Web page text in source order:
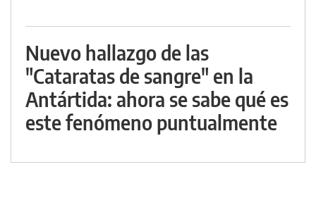
Nuevo hallazgo de las
"Cataratas de sangre" en la
Antártida: ahora se sabe qué es
este fenómeno puntualmente